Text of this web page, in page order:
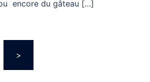
encore du gâteau […]
>